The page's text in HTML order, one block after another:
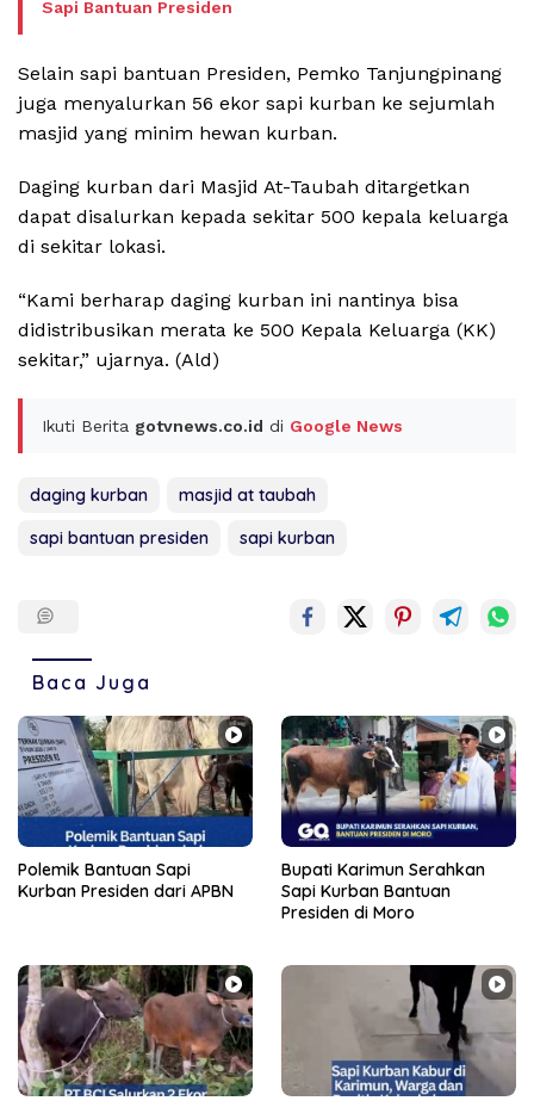
Sapi Bantuan Presiden
Selain sapi bantuan Presiden, Pemko Tanjungpinang
juga menyalurkan 56 ekor sapi kurban ke sejumlah
masjid yang minim hewan kurban.
Daging kurban dari Masjid At-Taubah ditargetkan
dapat disalurkan kepada sekitar 500 kepala keluarga
di sekitar lokasi.
“Kami berharap daging kurban ini nantinya bisa
didistribusikan merata ke 500 Kepala Keluarga (KK)
sekitar,” ujarnya. (Ald)
Ikuti Berita gotvnews.co.id di Google News
daging kurban
masjid at taubah
sapi bantuan presiden
sapi kurban
Baca Juga
Polemik Bantuan Sapi
Kurban Presiden dari APBN
Bupati Karimun Serahkan
Sapi Kurban Bantuan
Presiden di Moro